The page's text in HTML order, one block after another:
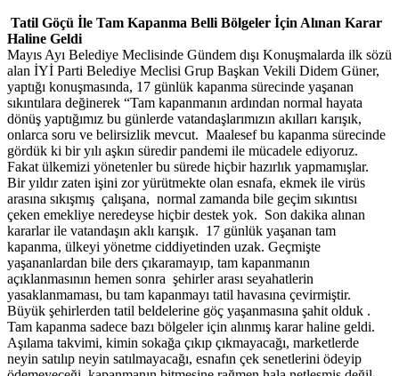
Tatil Göçü İle Tam Kapanma Belli Bölgeler İçin Alınan Karar
Haline Geldi
Mayıs Ayı Belediye Meclisinde Gündem dışı Konuşmalarda ilk sözü
alan İYİ Parti Belediye Meclisi Grup Başkan Vekili Didem Güner,
yaptığı konuşmasında, 17 günlük kapanma sürecinde yaşanan
sıkıntılara değinerek “Tam kapanmanın ardından normal hayata
dönüş yaptığımız bu günlerde vatandaşlarımızın akılları karışık,
onlarca soru ve belirsizlik mevcut. Maalesef bu kapanma sürecinde
gördük ki bir yılı aşkın süredir pandemi ile mücadele ediyoruz.
Fakat ülkemizi yönetenler bu sürede hiçbir hazırlık yapmamışlar.
Bir yıldır zaten işini zor yürütmekte olan esnafa, ekmek ile virüs
arasına sıkışmış çalışana, normal zamanda bile geçim sıkıntısı
çeken emekliye neredeyse hiçbir destek yok. Son dakika alınan
kararlar ile vatandaşın aklı karışık. 17 günlük yaşanan tam
kapanma, ülkeyi yönetme ciddiyetinden uzak. Geçmişte
yaşananlardan bile ders çıkaramayıp, tam kapanmanın
açıklanmasının hemen sonra şehirler arası seyahatlerin
yasaklanmaması, bu tam kapanmayı tatil havasına çevirmiştir.
Büyük şehirlerden tatil beldelerine göç yaşanmasına şahit olduk .
Tam kapanma sadece bazı bölgeler için alınmış karar haline geldi.
Aşılama takvimi, kimin sokağa çıkıp çıkmayacağı, marketlerde
neyin satılıp neyin satılmayacağı, esnafın çek senetlerini ödeyip